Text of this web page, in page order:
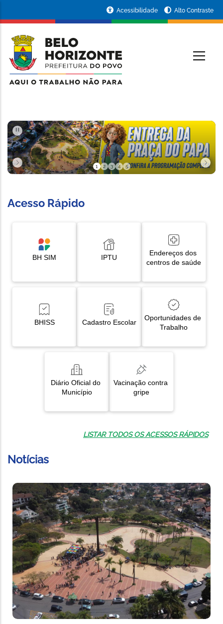
da
Prefeitura
de
Acessibilidade Alto Contraste
1 2 3 4 5
PAUSAR
Acesso Rápido
BH SIM IPTU
Endereços dos
centros de saúde
BHISS Cadastro Escolar
Oportunidades de
Trabalho
Diário Oficial do
Município
Vacinação contra
gripe
LISTAR TODOS OS ACESSOS RÁPIDOS
Notícias